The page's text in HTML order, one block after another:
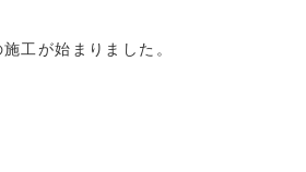
工が始まりました。